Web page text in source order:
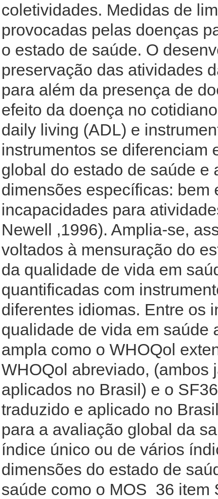
coletividades. Medidas de
provocadas pelas doenças
o estado de saúde. O
preservação das atividades
para além da presença de
efeito da doença no
daily living (ADL) e
instrumentos se diferenciam
global do estado de saúde e
dimensões específicas: bem
incapacidades para
Newell ,1996). Amplia-se,
voltados à mensuração do
da qualidade de vida em
quantificadas com
diferentes idiomas. Entre os
qualidade de vida em saúde
ampla como o WHOQol
WHOQol abreviado, (ambos
aplicados no Brasil) e o
traduzido e aplicado no
para a avaliação global da
índice único ou de vários
dimensões do estado de
saúde como o MOS  36